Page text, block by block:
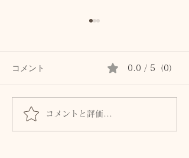
頑張った「副腎」をリセ
ットする
コメント 0.0 / 5（0）
コメントと評価...